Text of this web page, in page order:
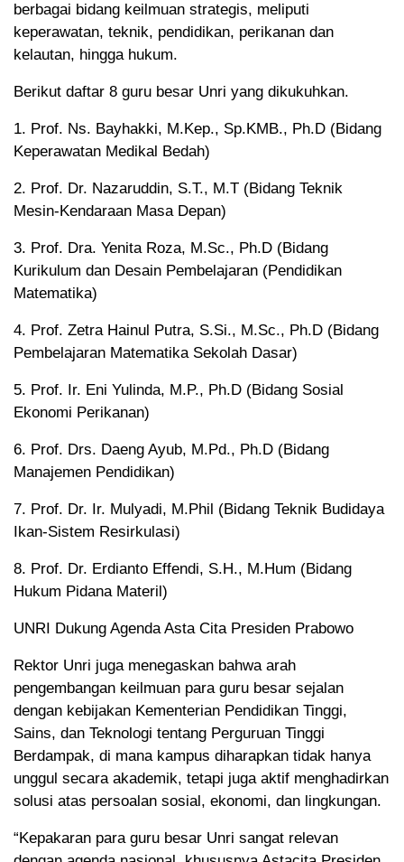
berbagai bidang keilmuan strategis, meliputi
keperawatan, teknik, pendidikan, perikanan dan
kelautan, hingga hukum.
Berikut daftar 8 guru besar Unri yang dikukuhkan.
1. Prof. Ns. Bayhakki, M.Kep., Sp.KMB., Ph.D (Bidang
Keperawatan Medikal Bedah)
2. Prof. Dr. Nazaruddin, S.T., M.T (Bidang Teknik
Mesin-Kendaraan Masa Depan)
3. Prof. Dra. Yenita Roza, M.Sc., Ph.D (Bidang
Kurikulum dan Desain Pembelajaran (Pendidikan
Matematika)
4. Prof. Zetra Hainul Putra, S.Si., M.Sc., Ph.D (Bidang
Pembelajaran Matematika Sekolah Dasar)
5. Prof. Ir. Eni Yulinda, M.P., Ph.D (Bidang Sosial
Ekonomi Perikanan)
6. Prof. Drs. Daeng Ayub, M.Pd., Ph.D (Bidang
Manajemen Pendidikan)
7. Prof. Dr. Ir. Mulyadi, M.Phil (Bidang Teknik Budidaya
Ikan-Sistem Resirkulasi)
8. Prof. Dr. Erdianto Effendi, S.H., M.Hum (Bidang
Hukum Pidana Materil)
UNRI Dukung Agenda Asta Cita Presiden Prabowo
Rektor Unri juga menegaskan bahwa arah
pengembangan keilmuan para guru besar sejalan
dengan kebijakan Kementerian Pendidikan Tinggi,
Sains, dan Teknologi tentang Perguruan Tinggi
Berdampak, di mana kampus diharapkan tidak hanya
unggul secara akademik, tetapi juga aktif menghadirkan
solusi atas persoalan sosial, ekonomi, dan lingkungan.
“Kepakaran para guru besar Unri sangat relevan